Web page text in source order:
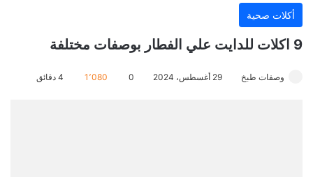
أكلات صحية
9 اكلات للدايت علي الفطار بوصفات مختلفة
وصفات طبخ 29 أغسطس، 2024 0 1٬080